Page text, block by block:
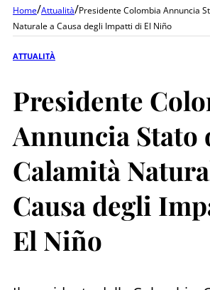
Home/Attualità/Presidente Colombia Annuncia
Naturale a Causa degli Impatti di El Niño
ATTUALITÀ
Presidente
Annuncia Stato
Calamità
Causa degli
El Niño